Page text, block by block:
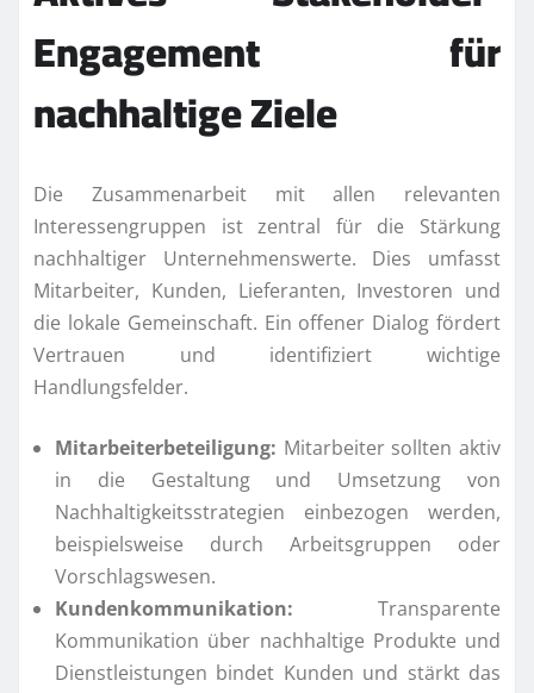
Engagement für
nachhaltige Ziele
Die Zusammenarbeit mit allen relevanten
Interessengruppen ist zentral für die Stärkung
nachhaltiger Unternehmenswerte. Dies umfasst
Mitarbeiter, Kunden, Lieferanten, Investoren und
die lokale Gemeinschaft. Ein offener Dialog fördert
Vertrauen und identifiziert wichtige
Handlungsfelder.
Mitarbeiterbeteiligung: Mitarbeiter sollten aktiv
in die Gestaltung und Umsetzung von
Nachhaltigkeitsstrategien einbezogen werden,
beispielsweise durch Arbeitsgruppen oder
Vorschlagswesen.
Kundenkommunikation: Transparente
Kommunikation über nachhaltige Produkte und
Dienstleistungen bindet Kunden und stärkt das